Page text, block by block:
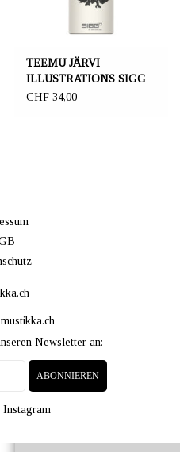
TEEMU JÄRVI
ILLUSTRATIONS SIGG
water bottle, Fox
CHF 34,00
Newsletter an:
ABONNIEREN
Instagram